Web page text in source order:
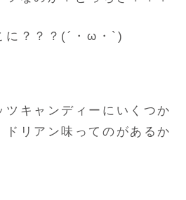
に？？？(´・ω・`)
ツキャンディーにいくつか
ドリアン味ってのがあるか